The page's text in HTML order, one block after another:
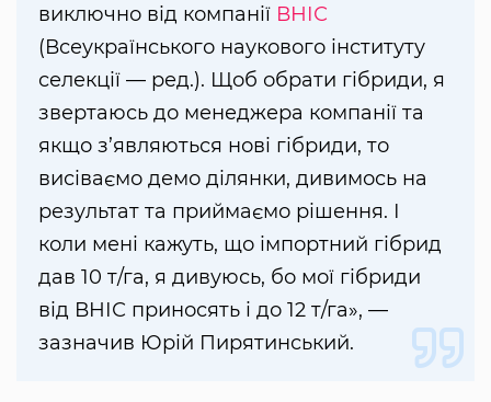
виключно від компанії ВНІС
(Всеукраїнського наукового інституту
селекції — ред.). Щоб обрати гібриди, я
звертаюсь до менеджера компанії та
якщо з’являються нові гібриди, то
висіваємо демо ділянки, дивимось на
результат та приймаємо рішення. І
коли мені кажуть, що імпортний гібрид
дав 10 т/га, я дивуюсь, бо мої гібриди
від ВНІС приносять і до 12 т/га», —
зазначив Юрій Пирятинський.